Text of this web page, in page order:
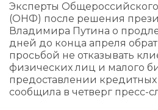
Эксперты
(ОНФ) после решения
Владимира Путина о
дней до конца апреля
просьбой не отказывать
физических лиц и малого
предоставлении
сообщила в четверг пресс-